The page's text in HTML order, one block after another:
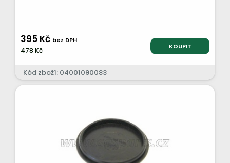
395 Kč bez DPH
478 Kč KOUPIT
Kód zboží: 04001090083